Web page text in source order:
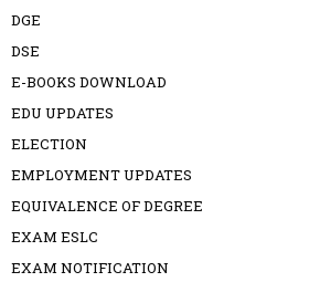
DGE
DSE
E-BOOKS DOWNLOAD
EDU UPDATES
ELECTION
EMPLOYMENT UPDATES
EQUIVALENCE OF DEGREE
EXAM ESLC
EXAM NOTIFICATION